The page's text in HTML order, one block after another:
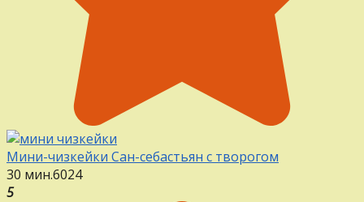
Мини-чизкейки Сан-себастьян с творогом
30 мин.6024
5